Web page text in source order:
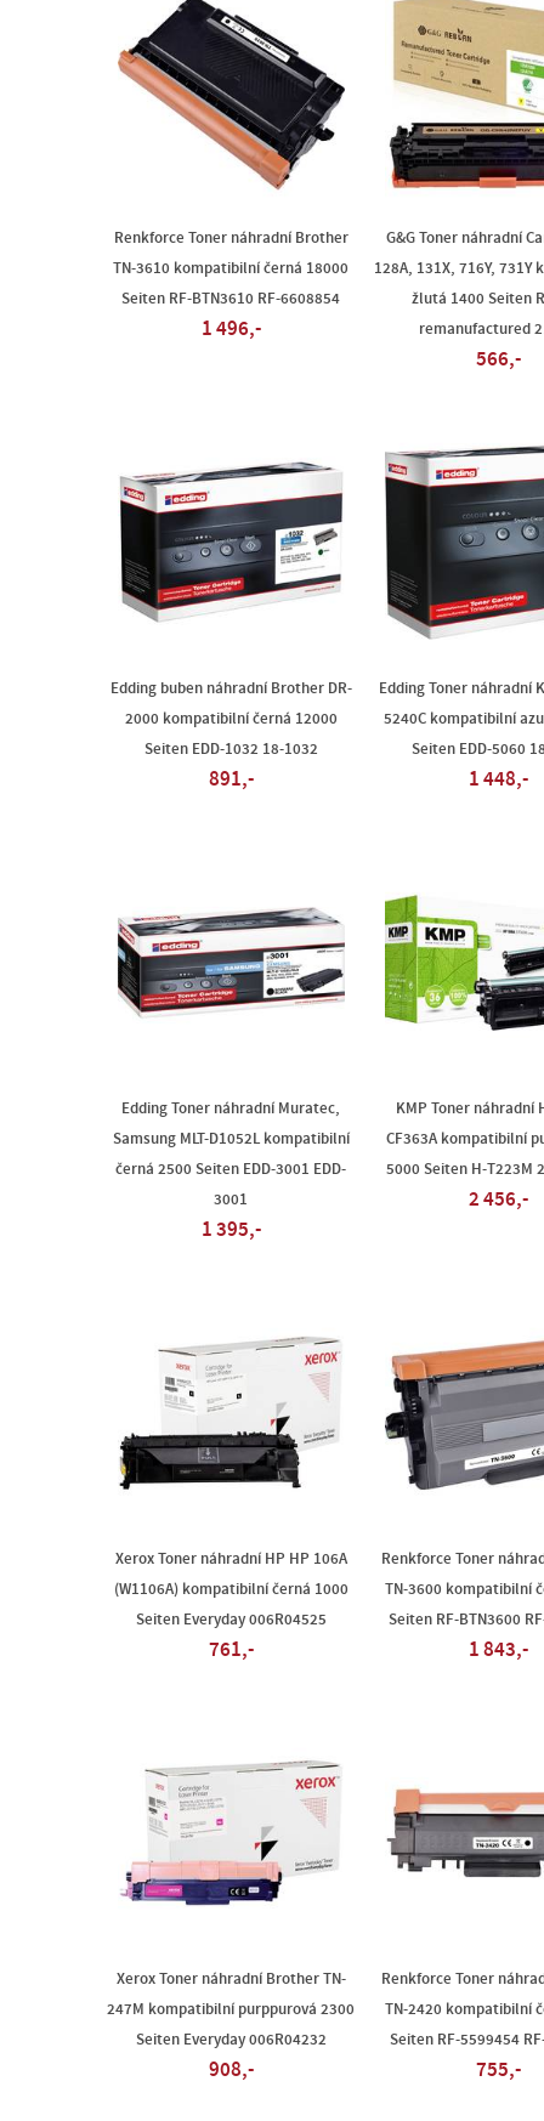
Renkforce Toner náhradní Brother
TN-3610 kompatibilní černá 18000
Seiten RF-BTN3610 RF-6608854
1 496,-
G&G Toner náhradní
128A, 131X, 716Y, 731Y
žlutá 1400 Seiten
remanufactured
566,-
Edding buben náhradní Brother DR-
2000 kompatibilní černá 12000
Seiten EDD-1032 18-1032
891,-
Edding Toner náhradní
5240C kompatibilní
Seiten EDD-5060
1 448,-
Edding Toner náhradní Muratec,
Samsung MLT-D1052L kompatibilní
černá 2500 Seiten EDD-3001 EDD-
3001
1 395,-
KMP Toner náhradní
CF363A kompatibilní
5000 Seiten H-T223M
2 456,-
Xerox Toner náhradní HP HP 106A
(W1106A) kompatibilní černá 1000
Seiten Everyday 006R04525
761,-
Renkforce Toner
TN-3600 kompatibilní
Seiten RF-BTN3600
1 843,-
Xerox Toner náhradní Brother TN-
247M kompatibilní purppurová 2300
Seiten Everyday 006R04232
908,-
Renkforce Toner
TN-2420 kompatibilní
Seiten RF-5599454
755,-